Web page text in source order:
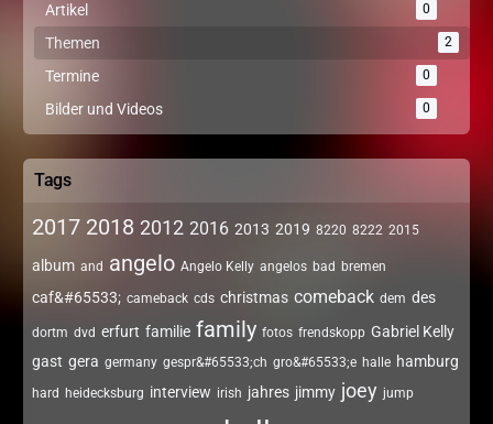
Artikel 0
Themen 2
Termine 0
Bilder und Videos 0
Tags
2017 2018 2012 2016 2013 2019 8220 8222 2015
album and angelo Angelo Kelly angelos bad bremen
caf&#65533; cameback cds christmas comeback dem des
dortm dvd erfurt familie family fotos frendskopp Gabriel Kelly
gast gera germany gespr&#65533;ch gro&#65533;e halle hamburg
hard heidecksburg interview irish jahres jimmy joey jump